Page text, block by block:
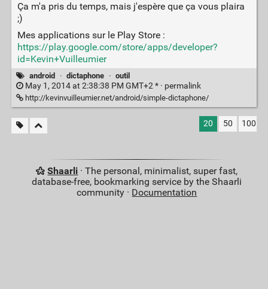
Ça m'a pris du temps, mais j'espère que ça vous plaira
;)
Mes applications sur le Play Store :
https://play.google.com/store/apps/developer?
id=Kevin+Vuilleumier
android · dictaphone · outil
May 1, 2014 at 2:38:38 PM GMT+2 * · permalink
http://kevinvuilleumier.net/android/simple-dictaphone/
20 50 100
Shaarli · The personal, minimalist, super fast,
database-free, bookmarking service by the Shaarli
community · Documentation